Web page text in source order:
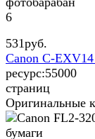
6
531руб.
Canon C-
ресурс:55000
страниц
Оригинальные